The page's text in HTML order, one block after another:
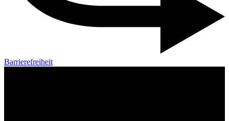
Barrierefreiheit